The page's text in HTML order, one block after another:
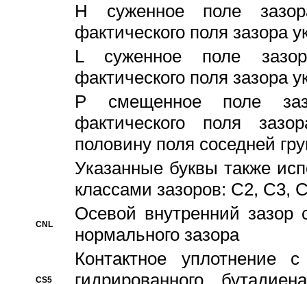
H суженное поле
фактического поля зазора
L суженное поле
фактического поля зазора
P смещенное поле
фактического поля
половину поля соседней
Указанные буквы также
классами зазоров: С2,
CNL
Осевой внутренний зазор
нормального зазора
CS5
Контактное уплотнение
гидрированного